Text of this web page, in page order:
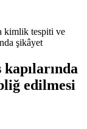
kimlik tespiti ve
şikâyet
edilmesi